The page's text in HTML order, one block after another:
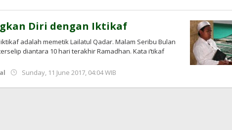
Diri dengan Iktikaf
adalah memetik Lailatul Qadar. Malam Seribu Bulan
diantara 10 hari terakhir Ramadhan. Kata i’tikaf
Sunday, 11 June 2017, 04:04 WIB